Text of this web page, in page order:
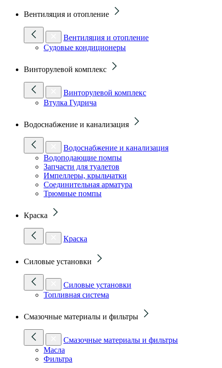
Вентиляция и отопление
Вентиляция и отопление
Судовые кондиционеры
Винторулевой комплекс
Винторулевой комплекс
Втулка Гудрича
Водоснабжение и канализация
Водоснабжение и канализация
Водоподающие помпы
Запчасти для туалетов
Импеллеры, крыльчатки
Соединительная арматура
Трюмные помпы
Краска
Краска
Силовые установки
Силовые установки
Топливная система
Смазочные материалы и фильтры
Смазочные материалы и фильтры
Масла
Фильтра